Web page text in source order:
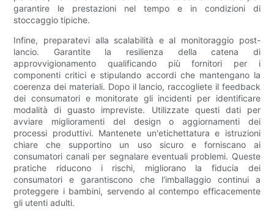
garantire le prestazioni nel tempo e in condizioni di
stoccaggio tipiche.
Infine, preparatevi alla scalabilità e al monitoraggio post-
lancio. Garantite la resilienza della catena di
approvvigionamento qualificando più fornitori per i
componenti critici e stipulando accordi che mantengano la
coerenza dei materiali. Dopo il lancio, raccogliete il feedback
dei consumatori e monitorate gli incidenti per identificare
modalità di guasto impreviste. Utilizzate questi dati per
avviare miglioramenti del design o aggiornamenti dei
processi produttivi. Mantenete un'etichettatura e istruzioni
chiare che supportino un uso sicuro e forniscano ai
consumatori canali per segnalare eventuali problemi. Queste
pratiche riducono i rischi, migliorano la fiducia dei
consumatori e garantiscono che l'imballaggio continui a
proteggere i bambini, servendo al contempo efficacemente
gli utenti adulti.